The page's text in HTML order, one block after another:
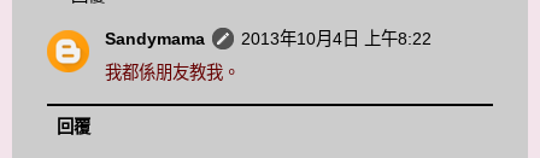
Sandymama
2013年10月4日 上午8:22
我都係朋友教我。
回覆